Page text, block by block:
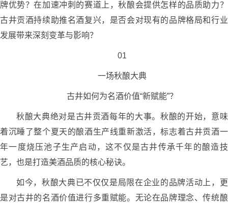
牌优势？在加速冲刺的赛道上，秋酿会提供怎样的品质助力？
古井贡酒持续助推名酒复兴，是否会对现有的品牌格局和行业
发展带来深刻变革与影响？
01
一场秋酿大典
古井如何为名酒价值“新赋能”？
秋酿大典绝对是古井贡酒每年的大事。秋酿的开始，意味
着沉睡了整个夏天的酿酒生产线重新激活，标志着古井贡酒一
年一度烧压池子生产启动，这不仅是古井传承千年的酿造技
艺，也是打造美酒品质的核心秘诀。
如今，秋酿大典已不仅仅是局限在企业的品牌活动上，更
是对古井的名酒价值进行多重赋能。无论在品牌理念、传统酿